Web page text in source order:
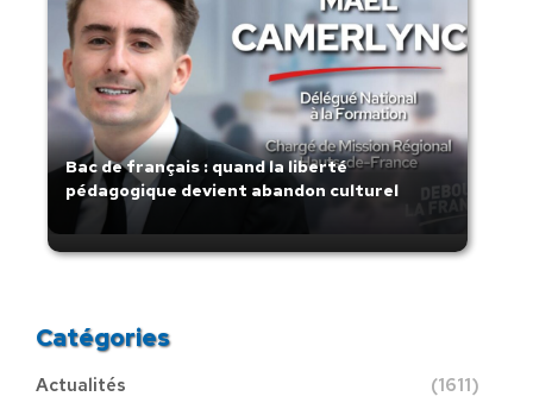
Bac de français : quand la liberté
pédagogique devient abandon culturel
Catégories
Actualités
(1611)